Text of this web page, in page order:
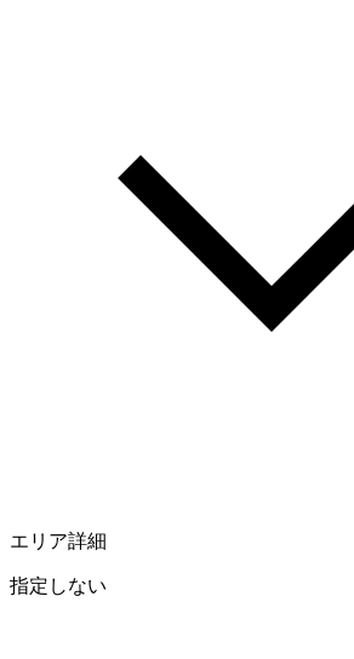
エリア詳細
指定しない